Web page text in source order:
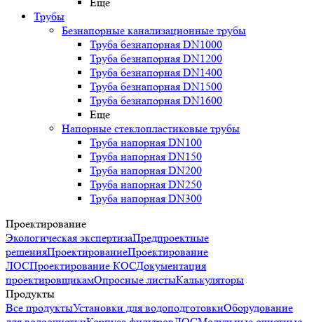
Трубы
Безнапорные канализационные трубы
Труба безнапорная DN1000
Труба безнапорная DN1200
Труба безнапорная DN1400
Труба безнапорная DN1500
Труба безнапорная DN1600
Еще
Напорные стеклопластиковые трубы
Труба напорная DN100
Труба напорная DN150
Труба напорная DN200
Труба напорная DN250
Труба напорная DN300
Проектирование
Экологическая экспертизаПредпроектные
решенияПроектированиеПроектирование
ЛОСПроектирование КОСДокументация
проектировщикамОпросные листыКалькуляторы
Продукты
Все продуктыУстановки для водоподготовкиОборудование